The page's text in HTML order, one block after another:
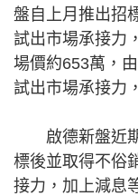
盤自上月推出招
試出市場承接力
場價約653萬，
試出市場承接力
啟德新盤近期
標後並取得不俗
接力，加上減息